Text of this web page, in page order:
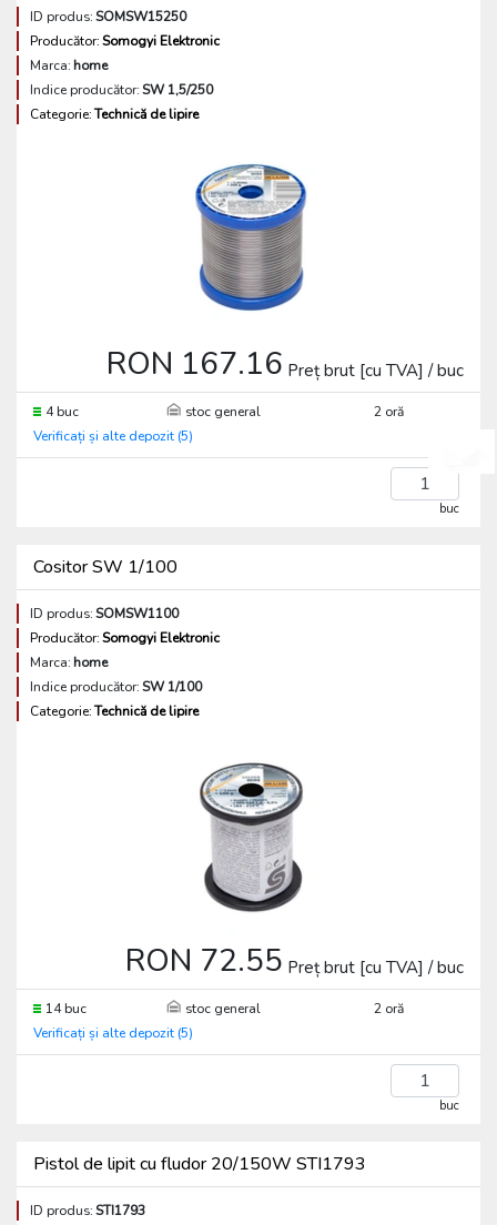
ID produs:SOMSW15250
Producător:Somogyi Elektronic
Marca:home
Indice producător:SW 1,5/250
Categorie:Technică de lipire
RON 167.16 Preț brut [cu TVA] / buc
4 buc stoc general
2 oră
Verificați și alte depozit (5)
buc
Cositor SW 1/100
ID produs:SOMSW1100
Producător:Somogyi Elektronic
Marca:home
Indice producător:SW 1/100
Categorie:Technică de lipire
RON 72.55 Preț brut [cu TVA] / buc
14 buc stoc general
2 oră
Verificați și alte depozit (5)
buc
Pistol de lipit cu fludor 20/150W STI1793
ID produs:STI1793